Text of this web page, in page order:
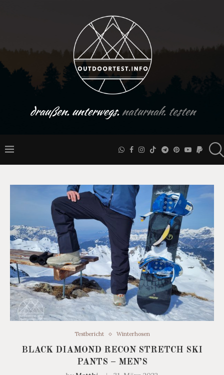
draußen. unterwegs.naturnah. testen
Testbericht Winterhosen
BLACK DIAMOND RECON STRETCH SKI
PANTS – MEN’S